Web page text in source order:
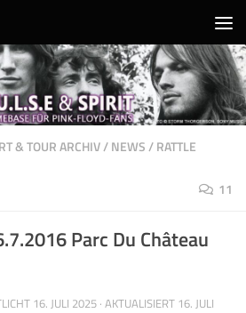
& TOUR ARCHIV/NEWS/RATTLE
11
Parc Du Château
16. JULI 2025 · AKTUALISIERT 16. JULI